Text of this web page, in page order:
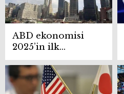
ABD ekonomisi
2025’in ilk
çeyreğinde yüzde
0,2 küçüldü